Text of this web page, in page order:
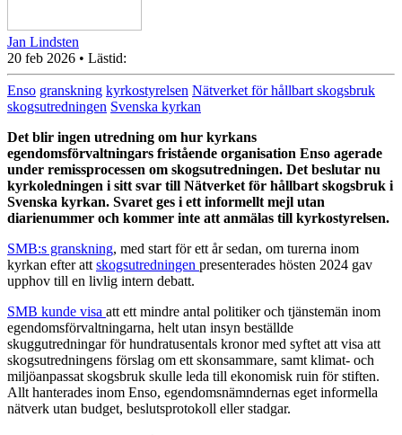
Jan Lindsten
20 feb 2026 • Lästid:
Enso granskning kyrkostyrelsen Nätverket för hållbart skogsbruk
skogsutredningen Svenska kyrkan
Det blir ingen utredning om hur kyrkans
egendomsförvaltningars fristående organisation Enso agerade
under remissprocessen om skogsutredningen. Det beslutar nu
kyrkoledningen i sitt svar till Nätverket för hållbart skogsbruk i
Svenska kyrkan. Svaret ges i ett informellt mejl utan
diarienummer och kommer inte att anmälas till kyrkostyrelsen.
SMB:s granskning, med start för ett år sedan, om turerna inom
kyrkan efter att skogsutredningen presenterades hösten 2024 gav
upphov till en livlig intern debatt.
SMB kunde visa att ett mindre antal politiker och tjänstemän inom
egendomsförvaltningarna, helt utan insyn beställde
skuggutredningar för hundratusentals kronor med syftet att visa att
skogsutredningens förslag om ett skonsammare, samt klimat- och
miljöanpassat skogsbruk skulle leda till ekonomisk ruin för stiften.
Allt hanterades inom Enso, egendomsnämndernas eget informella
nätverk utan budget, beslutsprotokoll eller stadgar.